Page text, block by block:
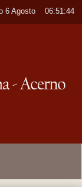
6 Agosto ----06:51:44